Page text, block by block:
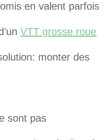
en valent parfois
VTT grosse roue
monter des
sont pas